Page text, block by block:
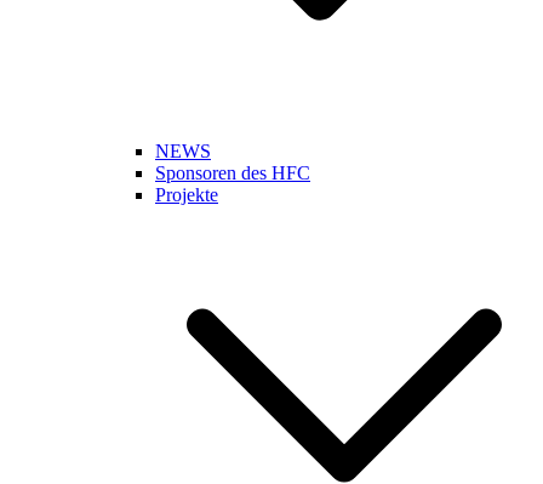
NEWS
Sponsoren des HFC
Projekte